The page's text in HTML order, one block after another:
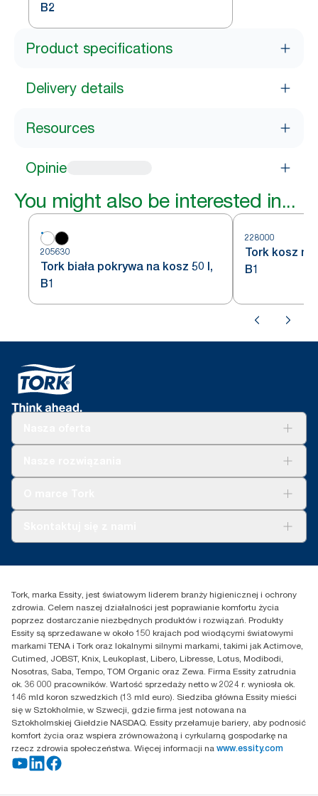
B2
Product specifications
Delivery details
Resources
Opinie
You might also be interested in...
205630
Tork biała pokrywa na kosz 50 l,
B1
228000
Tork kosz na
B1
Reklamacja produktu
Przedstawiciele handlowi
Puławska 180
02-670 Warszawa
Polska
Tork, marka Essity, jest światowym liderem branży higienicznej i ochrony
zdrowia. Celem naszej działalności jest poprawianie komfortu życia
poprzez dostarczanie niezbędnych produktów i rozwiązań. Produkty
Essity są sprzedawane w około 150 krajach pod wiodącymi światowymi
markami TENA i Tork oraz lokalnymi silnymi markami, takimi jak Actimove,
Cutimed, JOBST, Knix, Leukoplast, Libero, Libresse, Lotus, Modibodi,
Nosotras, Saba, Tempo, TOM Organic oraz Zewa. Firma Essity zatrudnia
ok. 36 000 pracowników. Wartość sprzedaży netto w 2024 r. wyniosła ok.
146 mld koron szwedzkich (13 mld euro). Siedziba główna Essity mieści
się w Sztokholmie, w Szwecji, gdzie firma jest notowana na
Sztokholmskiej Giełdzie NASDAQ. Essity przełamuje bariery, aby podnosić
komfort życia oraz wspiera zrównoważoną i cyrkularną gospodarkę na
rzecz zdrowia społeczeństwa. Więcej informacji na www.essity.com